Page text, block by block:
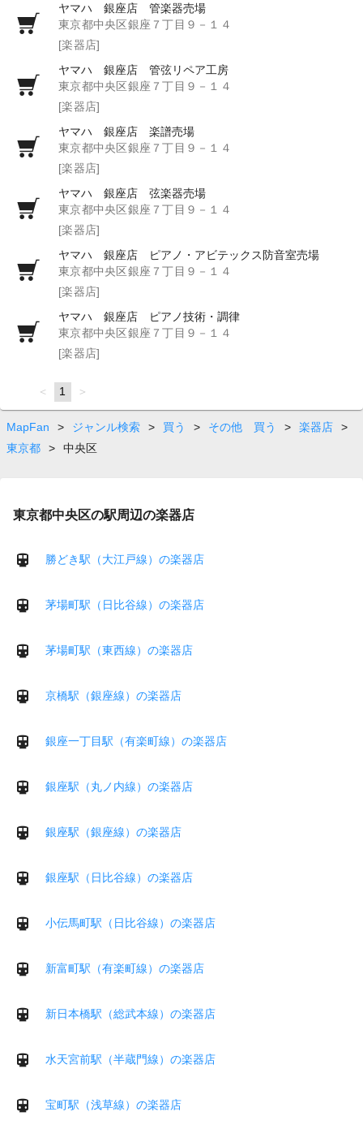
ヤマハ 銀座店 管楽器売場
東京都中央区銀座７丁目９－１４
[楽器店]
ヤマハ 銀座店 管弦リペア工房
東京都中央区銀座７丁目９－１４
[楽器店]
ヤマハ 銀座店 楽譜売場
東京都中央区銀座７丁目９－１４
[楽器店]
ヤマハ 銀座店 弦楽器売場
東京都中央区銀座７丁目９－１４
[楽器店]
ヤマハ 銀座店 ピアノ・アビテックス防音室売場
東京都中央区銀座７丁目９－１４
[楽器店]
ヤマハ 銀座店 ピアノ技術・調律
東京都中央区銀座７丁目９－１４
[楽器店]
page
You're
on
page
1 page
MapFan > ジャンル検索 > 買う > その他 買う > 楽器店
>
東京都
> 中央区
東京都中央区の駅周辺の楽器店
勝どき駅（大江戸線）の楽器店
茅場町駅（日比谷線）の楽器店
茅場町駅（東西線）の楽器店
京橋駅（銀座線）の楽器店
銀座一丁目駅（有楽町線）の楽器店
銀座駅（丸ノ内線）の楽器店
銀座駅（銀座線）の楽器店
銀座駅（日比谷線）の楽器店
小伝馬町駅（日比谷線）の楽器店
新富町駅（有楽町線）の楽器店
新日本橋駅（総武本線）の楽器店
水天宮前駅（半蔵門線）の楽器店
宝町駅（浅草線）の楽器店